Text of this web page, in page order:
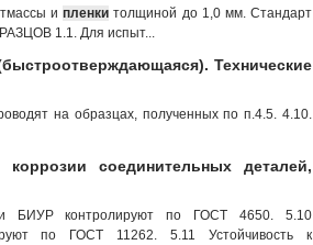
ипленки толщиной до 1,0 мм. Стандарт
1.1. Для испыт...
Технические
на образцах, полученных по п.4.5. 4.10.
соединительных деталей,
БИУР контролируют по ГОСТ 4650. 5.10
по ГОСТ 11262. 5.11 Устойчивость к